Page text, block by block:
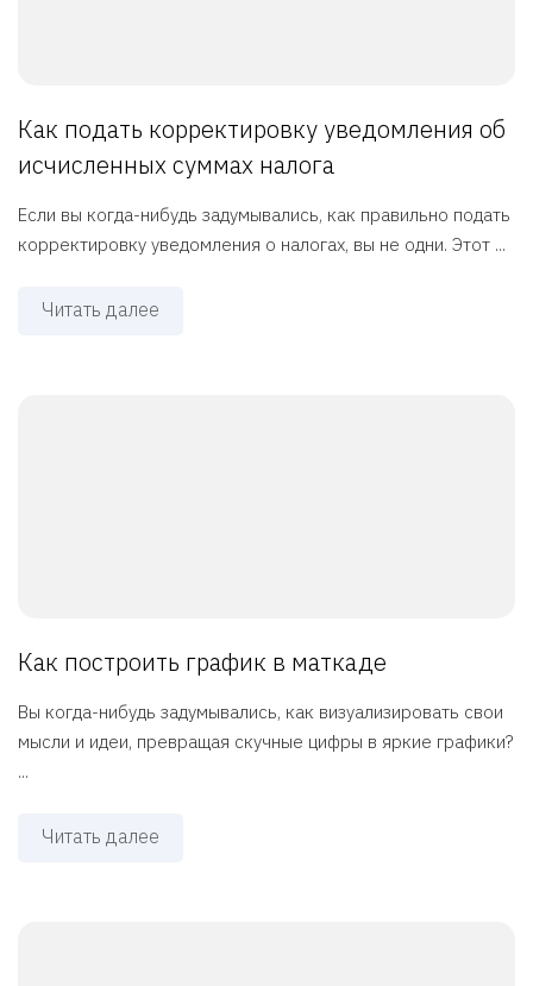
Как подать корректировку уведомления об
исчисленных суммах налога
Если вы когда-нибудь задумывались, как правильно подать
корректировку уведомления о налогах, вы не одни. Этот ...
Читать далее
Как построить график в маткаде
Вы когда-нибудь задумывались, как визуализировать свои
мысли и идеи, превращая скучные цифры в яркие графики?
...
Читать далее